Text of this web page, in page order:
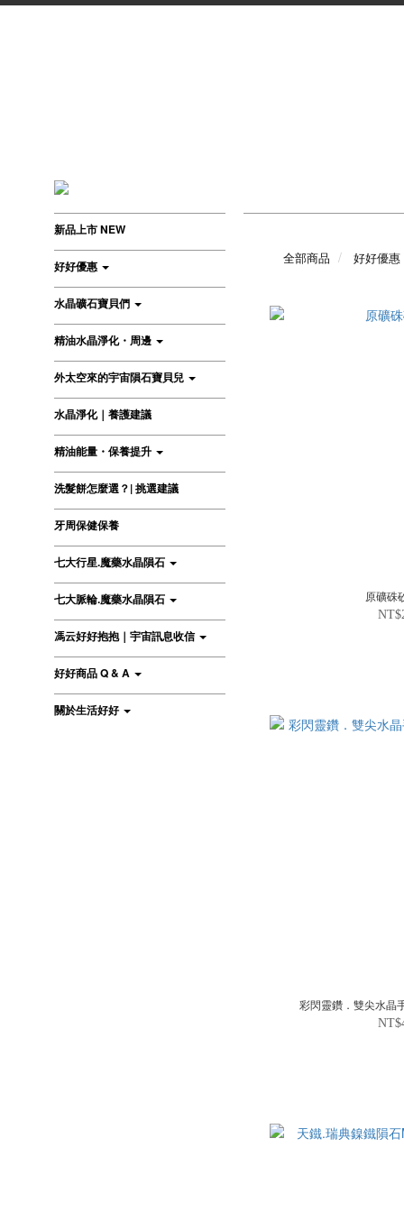
新品上市 NEW
好好優惠
水晶礦石寶貝們
精油水晶淨化・周邊
外太空來的宇宙隕石寶貝兒
水晶淨化｜養護建議
精油能量・保養提升
洗髮餅怎麼選？| 挑選建議
牙周保健保養
七大行星.魔藥水晶隕石
七大脈輪.魔藥水晶隕石
馮云好好抱抱｜宇宙訊息收信
好好商品 Q & A
關於生活好好
全部商品 好好優惠
原礦硃
彩閃靈鑽．雙尖水晶